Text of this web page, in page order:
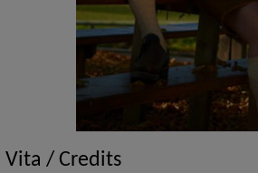
Vita / Credits